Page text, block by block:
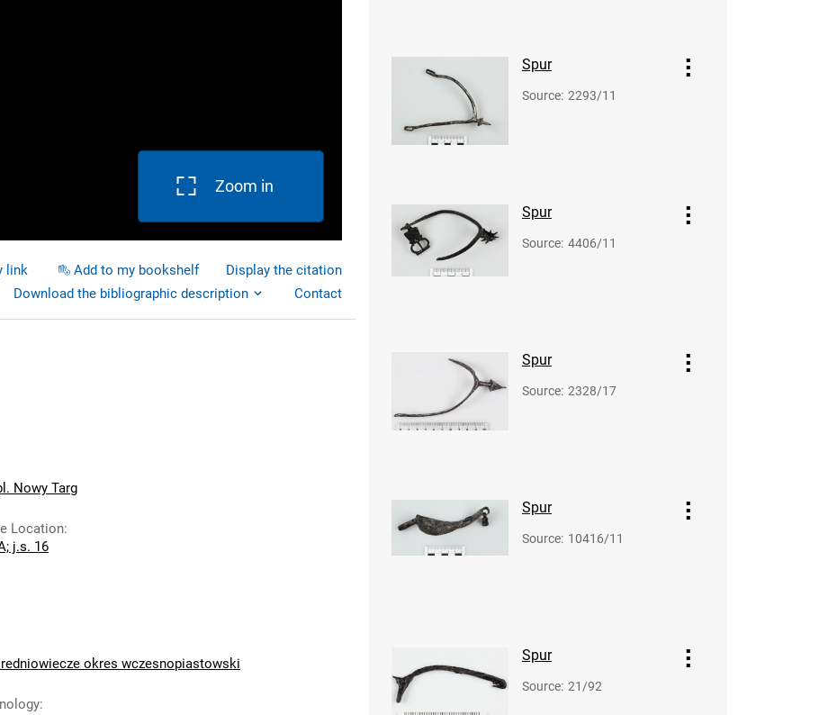
Zoom in
link Add to my bookshelf
Display the citation
Download the bibliographic description
Contact
Nowy Targ
Location:
j.s. 16
okres wczesnopiastowski
:
Spur
Source: 2293/11
Spur
Source: 4406/11
Spur
Source: 2328/17
Spur
Source: 10416/11
Spur
Source: 21/92